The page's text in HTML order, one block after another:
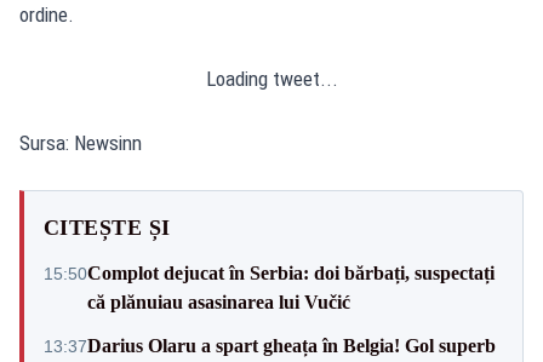
ordine.
Loading tweet...
Sursa: Newsinn
CITEȘTE ȘI
15:50Complot dejucat în Serbia: doi bărbați, suspectați
că plănuiau asasinarea lui Vučić
13:37Darius Olaru a spart gheața în Belgia! Gol superb